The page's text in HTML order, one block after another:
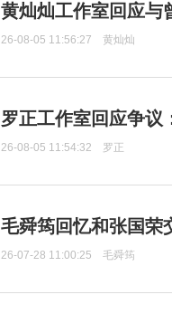
黄灿灿工作室回应与
26-08-05 11:56:27 黄灿灿
罗正工作室回应争议
26-08-05 11:54:32 罗正
毛舜筠回忆和张国荣
26-07-28 11:00:25 毛舜筠